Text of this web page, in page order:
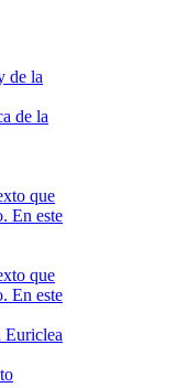
de la
de la
Euriclea